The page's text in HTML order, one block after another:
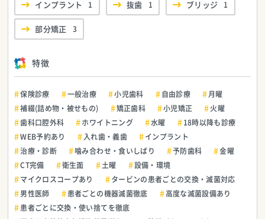
インプラント 1 抜歯 1 ブリッジ 1
部分矯正 3
特徴
保険診療 一般治療 小児歯科 自由診療
月曜
補綴(詰め物・被せもの)
矯正歯科 小児矯正
火曜
歯科口腔外科
ホワイトニング 水曜
18時以降も診療
WEB予約あり
入れ歯・義歯
インプラント
治療・診断
噛み合わせ・食いしばり 予防歯科
金曜
CT完備
衛生面 土曜
設備・環境
マイクロスコープあり
タービンの患者ごとの交換・滅菌対応
男性医師
患者ごとの機器滅菌徹底
高度な滅菌設備あり
患者ごとに交換・使い捨てを徹底